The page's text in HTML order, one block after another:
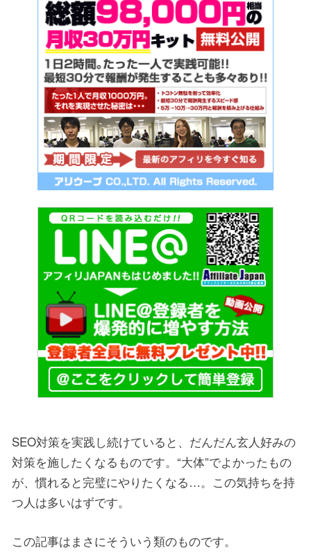
SEO対策を実践し続けていると、だんだん玄人好みの
対策を施したくなるものです。“大体”でよかったもの
が、慣れると完璧にやりたくなる…。この気持ちを持
つ人は多いはずです。
この記事はまさにそういう類のものです。